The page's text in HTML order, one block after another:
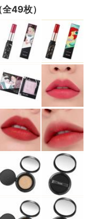
49枚）